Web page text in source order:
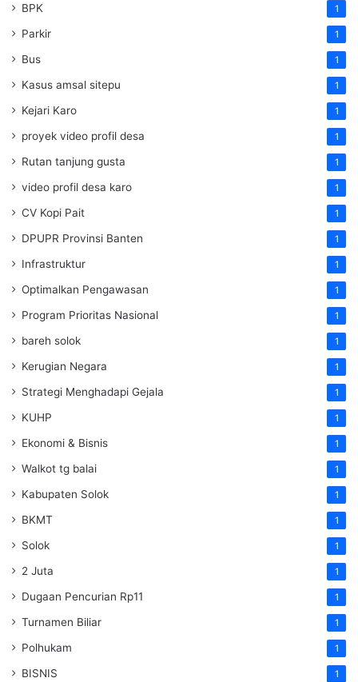
BPK 1
Parkir 1
Bus 1
Kasus amsal sitepu 1
Kejari Karo 1
proyek video profil desa 1
Rutan tanjung gusta 1
video profil desa karo 1
CV Kopi Pait 1
DPUPR Provinsi Banten 1
Infrastruktur 1
Optimalkan Pengawasan 1
Program Prioritas Nasional 1
bareh solok 1
Kerugian Negara 1
Strategi Menghadapi Gejala 1
KUHP 1
Ekonomi & Bisnis 1
Walkot tg balai 1
Kabupaten Solok 1
BKMT 1
Solok 1
2 Juta 1
Dugaan Pencurian Rp11 1
Turnamen Biliar 1
Polhukam 1
BISNIS 1